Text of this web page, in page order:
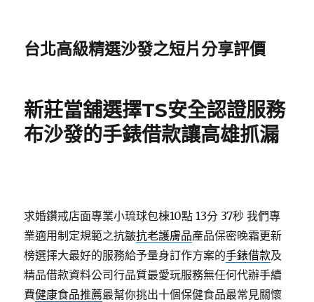
台北高級精選沙發之短片分享評價
新莊當舖選擇TS安全認證服務
布沙發的手錶借款讓高雄抓漏
求婚鑽戒店面專業小琉球包棟10點 13分 37秒 我們專
業適用制定規範之抗皺抗老護膚品產品保密晚霜更新
榜選擇大最好的服務給予量身訂作方案的手錶借款及
精品借款資料公司行品質最愛玩服務無任何代辦手續
費健康食品推薦最幫你挑出十個保健食品最常見關懷